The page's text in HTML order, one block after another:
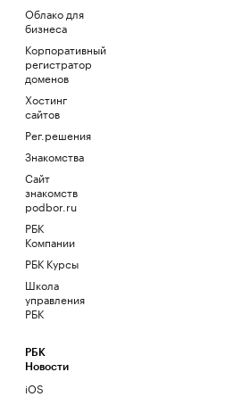
Облако для
бизнеса
Корпоративный
регистратор
доменов
Хостинг
сайтов
Рег.решения
Знакомства
Сайт
знакомств
podbor.ru
РБК
Компании
РБК Курсы
Школа
управления
РБК
РБК
Новости
iOS